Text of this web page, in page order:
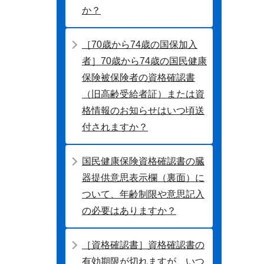
か？
［70歳から74歳の国保加入
者］70歳から74歳の国民健康
保険被保険者の資格確認書
（旧高齢受給者証）または資
格情報のお知らせはいつ頃送
付されますか？
国民健康保険資格確認書の臓
器提供意思表示欄（裏面）に
ついて、年齢制限や意思記入
の必要はありますか？
［資格確認書］資格確認書の
有効期限が切れますが、いつ